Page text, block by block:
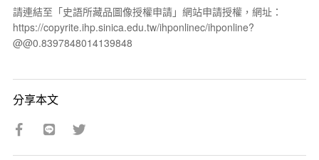
請連結至「史語所藏品圖像授權申請」網站申請授權，網址：
https://copyrite.ihp.sinica.edu.tw/ihponlinec/ihponline?
@@0.8397848014139848
分享本文